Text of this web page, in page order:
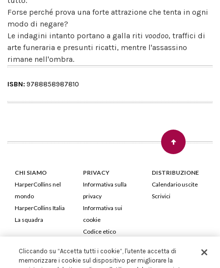
Forse perché prova una forte attrazione che tenta in ogni
modo di negare?
Le indagini intanto portano a galla riti voodoo, traffici di
arte funeraria e presunti ricatti, mentre l'assassino
rimane nell'ombra.
ISBN: 9788858987810
CHI SIAMO
HarperCollins nel
mondo
HarperCollins Italia
La squadra
PRIVACY
Informativa sulla
privacy
Informativa sui
cookie
Codice etico
DISTRIBUZIONE
Calendario uscite
Scrivici
HarperCollins Italia S.p.A. Viale Monte Nero, 84 - 20135 Milano
Cliccando su “Accetta tutti i cookie”, l'utente accetta di
memorizzare i cookie sul dispositivo per migliorare la